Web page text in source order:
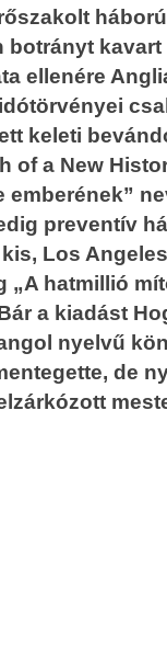
botrányt
ellenére
keleti
of a New
emberének”
preventív
Los
„A hatmillió
a kiadást
nyelvű
de